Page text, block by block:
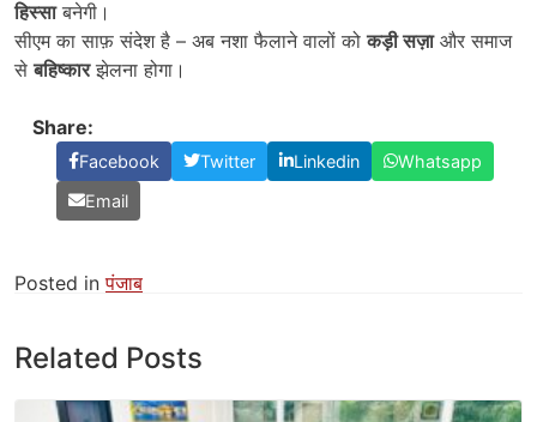
हिस्साबनेगी।
सीएम का साफ़ संदेश है – अब नशा फैलाने वालों कोकड़ी सज़ाऔर समाज
सेबहिष्कारझेलना होगा।
Share:
Facebook Twitter Linkedin
Whatsapp
Email
Posted inपंजाब
Related Posts